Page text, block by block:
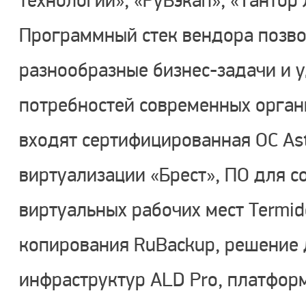
Программный стек вендора
разнообразные бизнес-задачи и
потребностей современных
входят сертифицированная ОС
виртуализации «Брест», ПО для
виртуальных рабочих мест
копирования RuBackup,
инфраструктур ALD Pro,